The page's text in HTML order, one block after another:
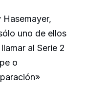
uno de ellos
al Serie 2
o